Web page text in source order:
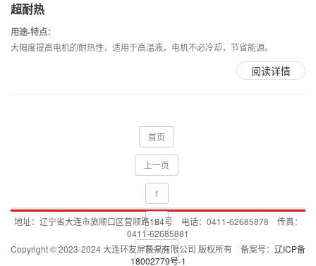
超耐热
用途-特点：
大幅度提高电机的耐热性，适用于高温液。电机不必冷却，节省能源。
阅读详情
首页
上一页
1
2
下一页
地址：辽宁省大连市旅顺口区营顺路164号 电话：0411-62685878 传真：
0411-62685881
Copyright © 2023-2024 大连环友屏蔽泵有限公司 版权所有 备案号： 辽ICP备
18002779号-1